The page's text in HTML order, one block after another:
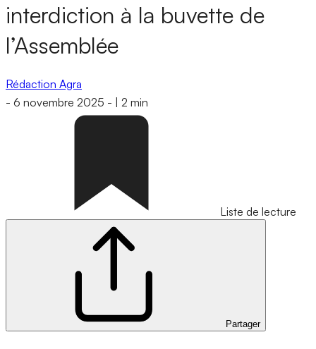
interdiction à la buvette de
l’Assemblée
Rédaction Agra
- 6 novembre 2025 - 2 min
Liste de lecture
Partager